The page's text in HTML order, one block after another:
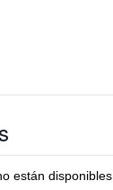
están disponibles